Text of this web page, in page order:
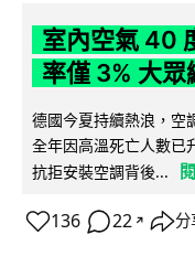
室內空氣 40
率僅 3% 大眾
德國今夏持續熱浪，空
全年因高溫死亡人數已
抗拒安裝空調背後...
136 22 ↗ 分